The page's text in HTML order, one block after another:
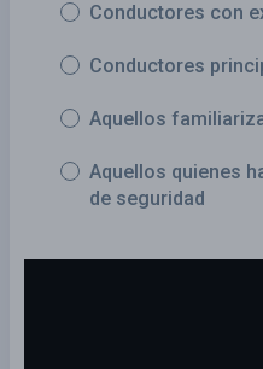
Conductores con
Conductores
Aquellos
Aquellos quienes
de seguridad